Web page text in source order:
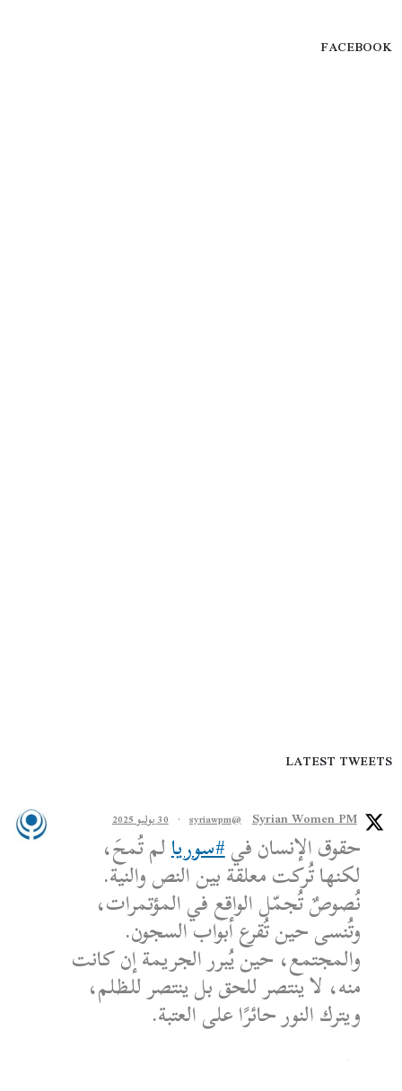
FACEBOOK
LATEST TWEETS
Syrian Women PM
@syriawpm
· 30 يوليو 2025
حقوق الإنسان في#سوريالم تُمحَ،
لكنها تُركت معلقة بين النص والنية.
نُصوصٌ تُجمّل الواقع في المؤتمرات،
وتُنسى حين تُقرع أبواب السجون.
والمجتمع، حين يُبرر الجريمة إن كانت
منه، لا ينتصر للحق بل ينتصر للظلم،
ويترك النور حائرًا على العتبة.
الكاتب: محمد الشماع